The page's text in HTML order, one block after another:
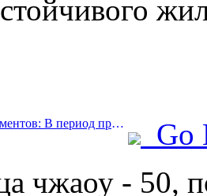
Prev:Девять департаментов: В период празднования Весеннего фестиваля сетевые отели и бутик-отели будут предлагать льготные условия.
Go
чжаоу - 50,